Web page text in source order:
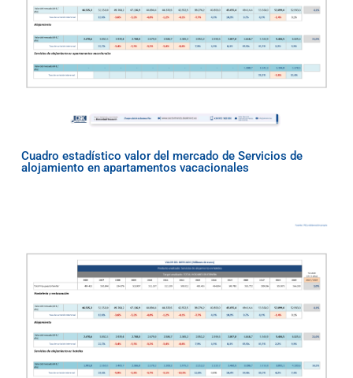
Cuadro estadístico valor del mercado de Servicios de
alojamiento en apartamentos vacacionales